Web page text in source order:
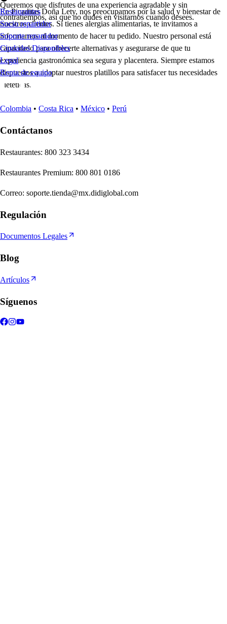
Queremos que disfrutes de una experiencia agradable y sin
contratiempos, así que no dudes en visitarnos cuando desees.
En Picaditas Doña Lety, nos preocupamos por la salud y bienestar de
nuestros clientes. Si tienes alergias alimentarias, te invitamos a
informarnos al momento de hacer tu pedido. Nuestro personal está
capacitado para ofrecerte alternativas y asegurarse de que tu
experiencia gastronómica sea segura y placentera. Siempre estamos
dispuestos a adaptar nuestros platillos para satisfacer tus necesidades
dietéticas.
Restaurantes
Socio repartidor
Soporte repartidor
Ciudades Disponibles
Legal
Renta de equipo
Colombia • Costa Rica • México • Perú
Contáctanos
Restaurantes: 800 323 3434
Restaurantes Premium: 800 801 0186
Correo: soporte.tienda@mx.didiglobal.com
Regulación
Documentos Legales
Blog
Artículos
Síguenos